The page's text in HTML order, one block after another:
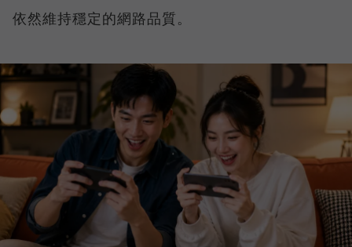
依然維持穩定的網路品質。